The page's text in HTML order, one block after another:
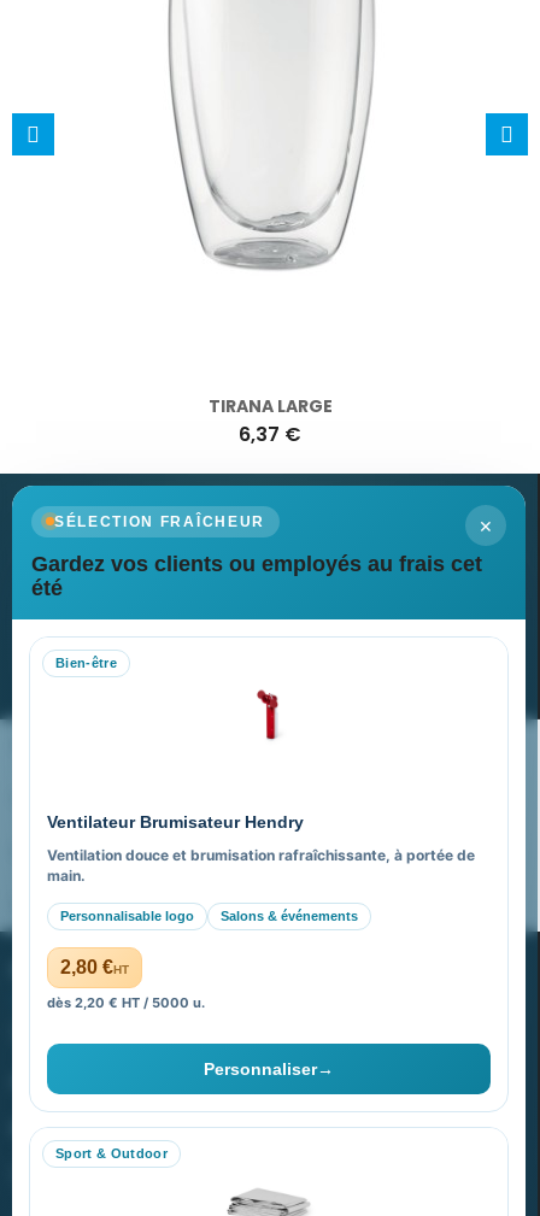
TIRANA LARGE
6,37 €
×
SÉLECTION FRAÎCHEUR
Gardez vos clients ou employés au frais cet
été
Bien-être
Ventilateur Brumisateur Hendry
Ventilation douce et brumisation rafraîchissante, à portée de
main.
Personnalisable logo Salons & événements
2,80 €HT
dès 2,20 € HT / 5000 u.
Personnaliser→
Sport & Outdoor
Newsletter
Recevez nos dernières nouvelles et nos offres spéciales
Nos expertises & accompagnement global
FAQ sur Promenoch Goodies Pub France
Pourquoi ça a marché à 100% pour moi ?
PROMENOCH GOODIES
40 rue Madeleine Michelis
92 200 Neuilly
equipe@promenoch-goodies.com